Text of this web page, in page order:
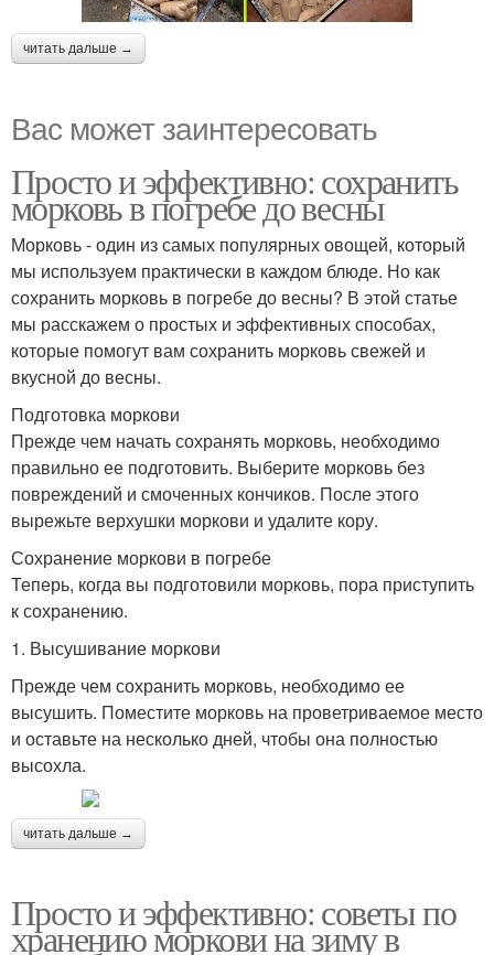
читать дальше →
Вас может заинтересовать
Просто и эффективно: сохранить
морковь в погребе до весны
Морковь - один из самых популярных овощей, который
мы используем практически в каждом блюде. Но как
сохранить морковь в погребе до весны? В этой статье
мы расскажем о простых и эффективных способах,
которые помогут вам сохранить морковь свежей и
вкусной до весны.
Подготовка моркови
Прежде чем начать сохранять морковь, необходимо
правильно ее подготовить. Выберите морковь без
повреждений и смоченных кончиков. После этого
вырежьте верхушки моркови и удалите кору.
Сохранение моркови в погребе
Теперь, когда вы подготовили морковь, пора приступить
к сохранению.
1. Высушивание моркови
Прежде чем сохранить морковь, необходимо ее
высушить. Поместите морковь на проветриваемое место
и оставьте на несколько дней, чтобы она полностью
высохла.
читать дальше →
Просто и эффективно: советы по
хранению моркови на зиму в